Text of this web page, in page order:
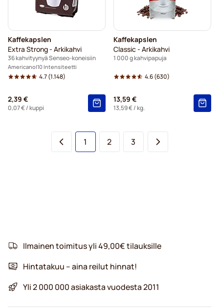
Kaffekapslen
Extra Strong - Arkikahvi
36 kahvityynyä Senseo-koneisiin
Americano 10 Intensiteetti
4.7(1.148)
2,39 €
0,07 €/ kuppi
Kaffekapslen
Classic - Arkikahvi
1 000 g kahvipapuja
4.6(630)
13,59 €
13,59 €/ kg.
You're currently reading page
1 Sivu
2 Sivu
3
Ilmainen toimitus yli 49,00€ tilauksille
Hintatakuu – aina reilut hinnat!
Yli 2 000 000 asiakasta vuodesta 2011